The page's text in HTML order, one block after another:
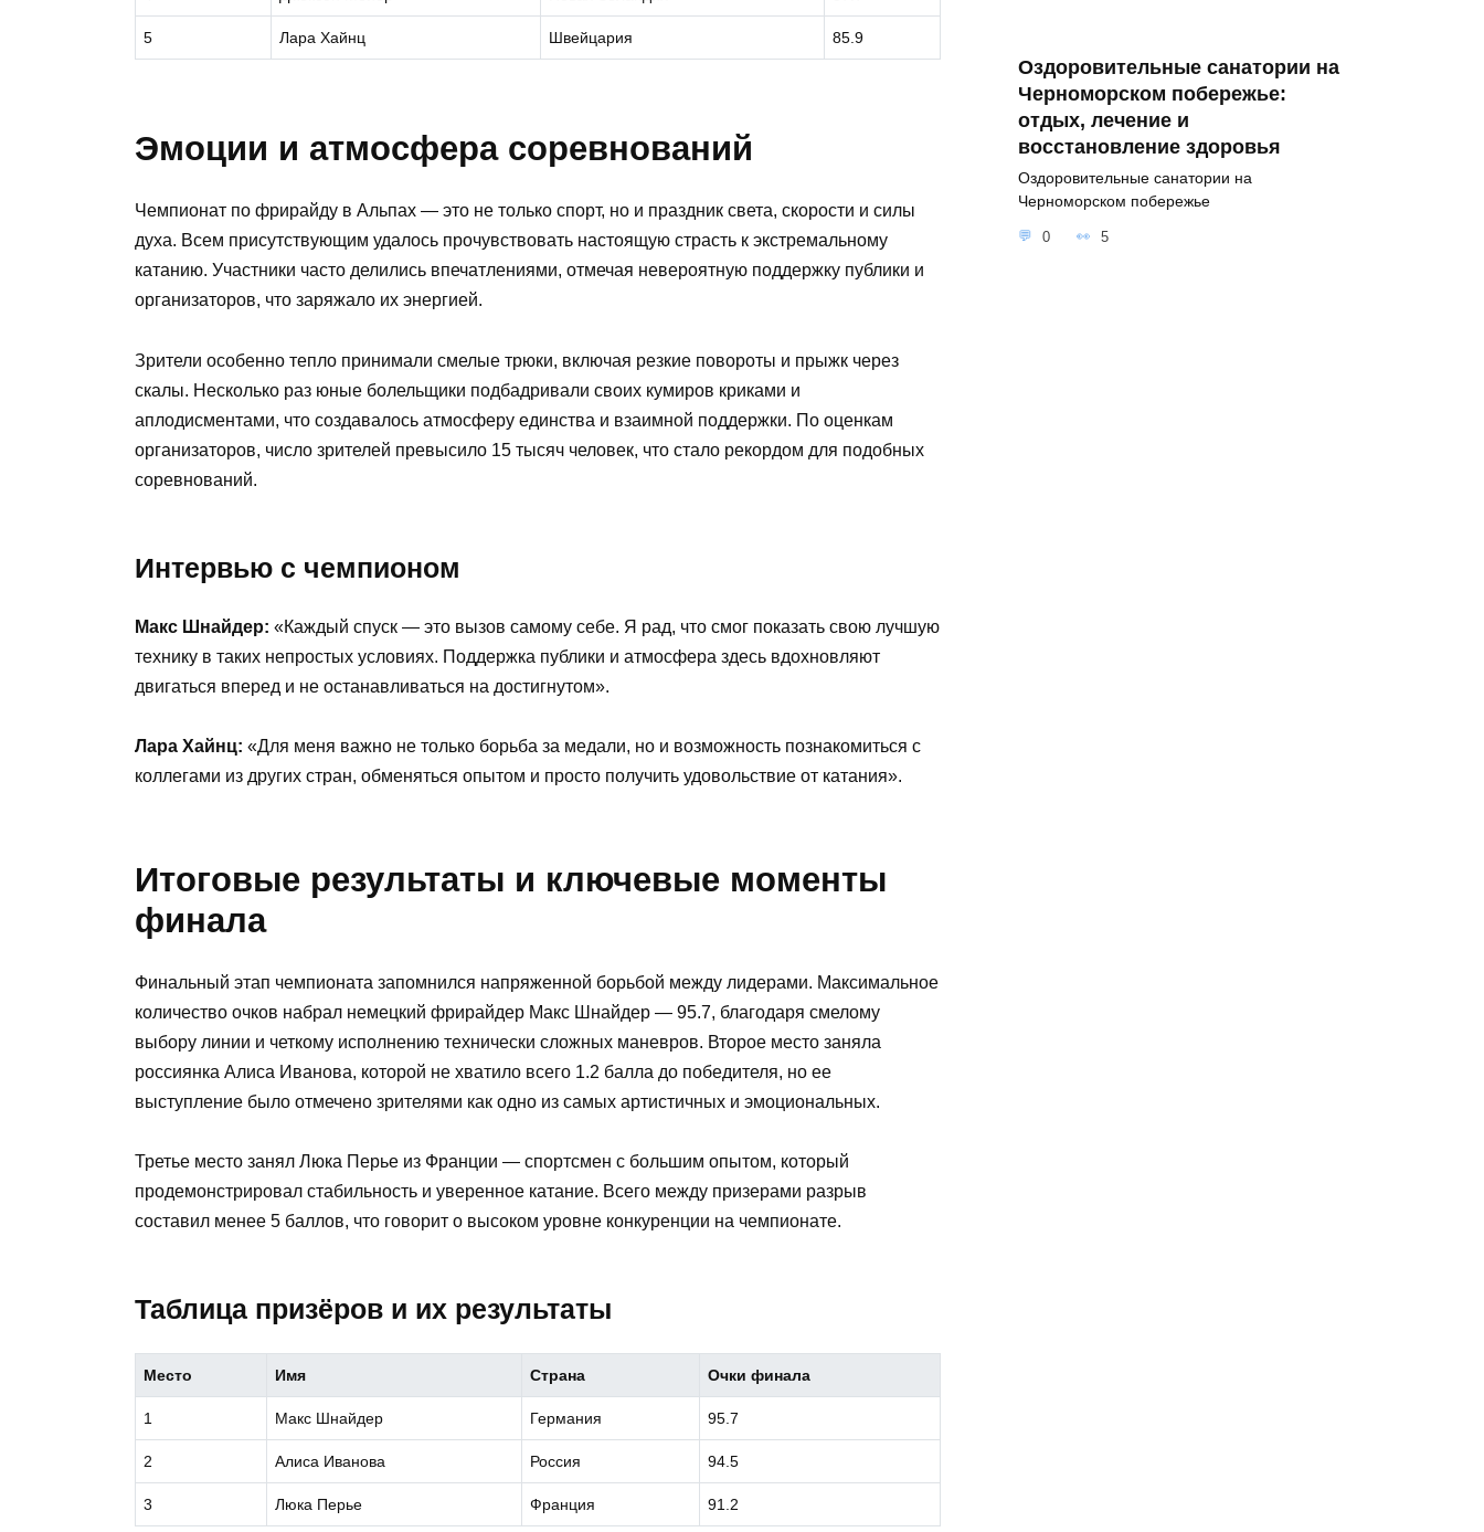
5 Лара Хайнц Швейцария 85.9
Эмоции и атмосфера соревнований
Чемпионат по фрирайду в Альпах — это не только спорт, но и праздник света, скорости и силы
духа. Всем присутствующим удалось прочувствовать настоящую страсть к экстремальному
катанию. Участники часто делились впечатлениями, отмечая невероятную поддержку публики и
организаторов, что заряжало их энергией.
Зрители особенно тепло принимали смелые трюки, включая резкие повороты и прыжк через
скалы. Несколько раз юные болельщики подбадривали своих кумиров криками и
аплодисментами, что создавалось атмосферу единства и взаимной поддержки. По оценкам
организаторов, число зрителей превысило 15 тысяч человек, что стало рекордом для подобных
соревнований.
Интервью с чемпионом
Макс Шнайдер: «Каждый спуск — это вызов самому себе. Я рад, что смог показать свою лучшую
технику в таких непростых условиях. Поддержка публики и атмосфера здесь вдохновляют
двигаться вперед и не останавливаться на достигнутом».
Лара Хайнц: «Для меня важно не только борьба за медали, но и возможность познакомиться с
коллегами из других стран, обменяться опытом и просто получить удовольствие от катания».
Итоговые результаты и ключевые моменты
финала
Финальный этап чемпионата запомнился напряженной борьбой между лидерами. Максимальное
количество очков набрал немецкий фрирайдер Макс Шнайдер — 95.7, благодаря смелому
выбору линии и четкому исполнению технически сложных маневров. Второе место заняла
россиянка Алиса Иванова, которой не хватило всего 1.2 балла до победителя, но ее
выступление было отмечено зрителями как одно из самых артистичных и эмоциональных.
Третье место занял Люка Перье из Франции — спортсмен с большим опытом, который
продемонстрировал стабильность и уверенное катание. Всего между призерами разрыв
составил менее 5 баллов, что говорит о высоком уровне конкуренции на чемпионате.
Таблица призёров и их результаты
Место Имя Страна Очки финала
1 Макс Шнайдер Германия 95.7
2 Алиса Иванова Россия 94.5
3 Люка Перье Франция 91.2
Оздоровительные санатории на
Черноморском побережье:
отдых, лечение и
восстановление здоровья
Оздоровительные санатории на
Черноморском побережье
0 5